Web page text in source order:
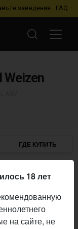
заведение FAQ
Weizen
ГДЕ КУПИТЬ
18 лет
на сайте, не